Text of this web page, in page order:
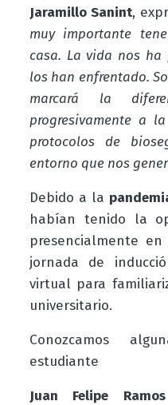
Jaramillo Sanint,
muy importante
casa. La vida nos ha
los han enfrentado.
marcará la
progresivamente a
protocolos de
entorno que nos
Debido a la
habían tenido la
presencialmente
jornada de
virtual para
universitario.
Conozcamos
estudiante
Juan Felipe